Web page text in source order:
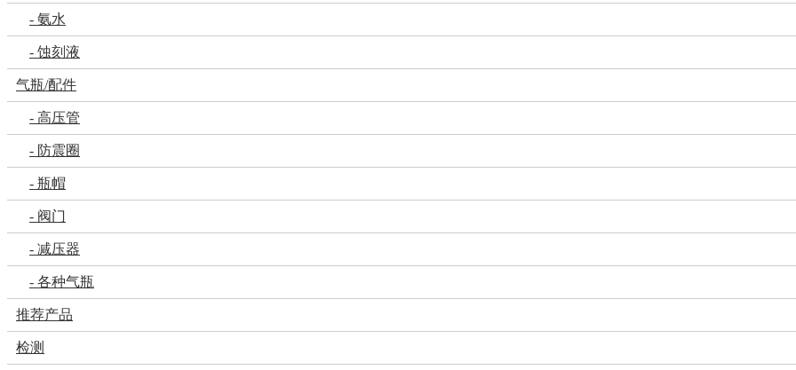
- 氨水
- 蚀刻液
气瓶/配件
- 高压管
- 防震圈
- 瓶帽
- 阀门
- 减压器
- 各种气瓶
推荐产品
检测